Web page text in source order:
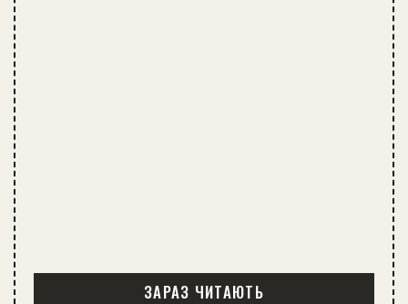
ЗАРАЗ ЧИТАЮТЬ